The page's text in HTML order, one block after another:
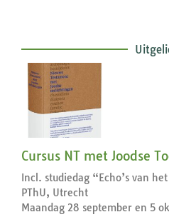
Cursus NT met Joodse
Incl. studiedag “Echo’s van
PThU, Utrecht
Maandag 28 september en 5